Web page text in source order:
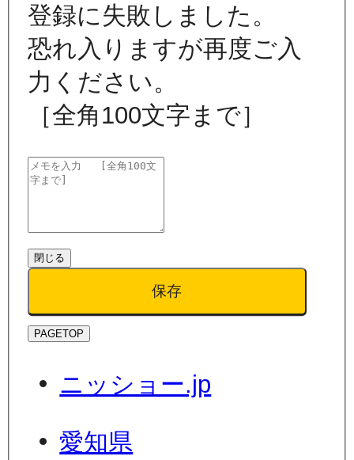
登録に失敗しました。
恐れ入りますが再度ご入
力ください。
［全角100文字まで］
閉じる
保存
PAGETOP
ニッショー.jp
愛知県